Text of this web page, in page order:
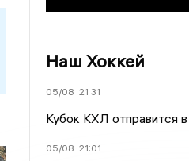
Наш Хоккей
05/08 21:31
Кубок КХЛ отправится
05/08 21:01